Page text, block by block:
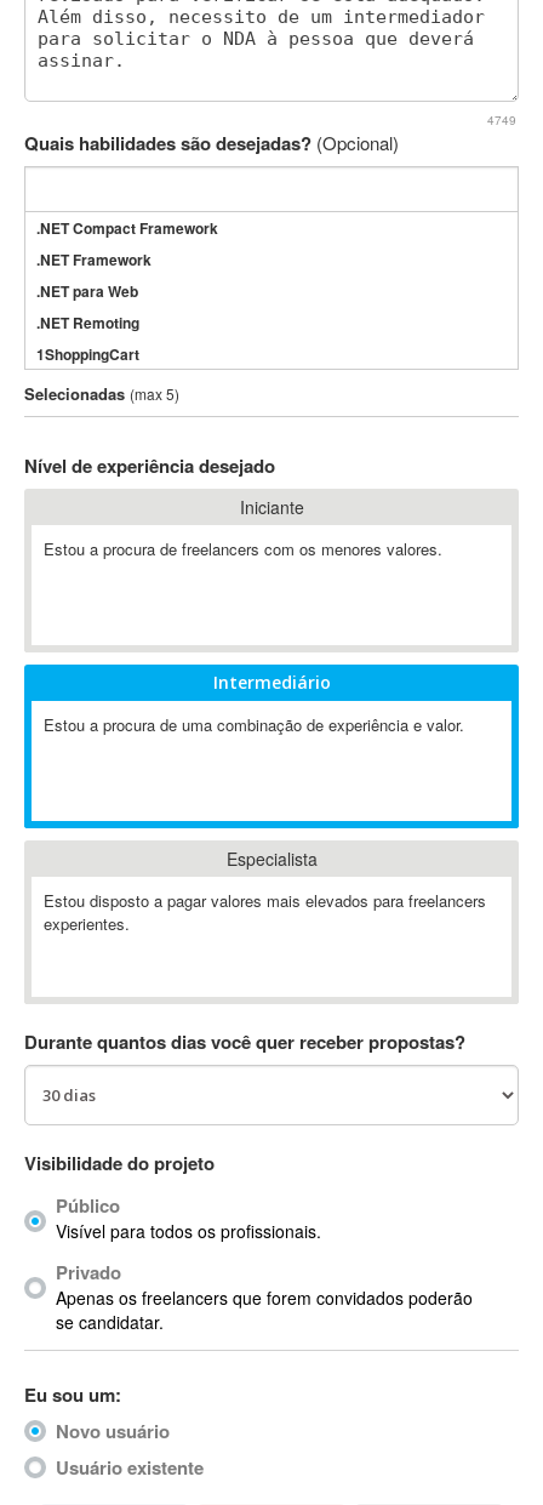
4749
Quais habilidades são desejadas? (Opcional)
.NET Compact Framework
.NET Framework
.NET para Web
.NET Remoting
1ShoppingCart
3DS Max
3GSM
802.11
A-GPS
ABAP
Abaqus
ABBYY FineReader
Ableton
Ableton Push
Abstract
AC3
ACID Pro
ACPI
Acrobat
Acrobat X
Acronis
ACT
Actimize
ActionScript
ActionScript 3
Selecionadas (max 5)
Nível de experiência desejado
Iniciante
Estou a procura de freelancers com os menores valores.
Intermediário
Estou a procura de uma combinação de experiência e valor.
Especialista
Estou disposto a pagar valores mais elevados para freelancers
experientes.
Durante quantos dias você quer receber propostas?
Visibilidade do projeto
Público
Visível para todos os profissionais.
Privado
Apenas os freelancers que forem convidados poderão
se candidatar.
Eu sou um:
Novo usuário
Usuário existente